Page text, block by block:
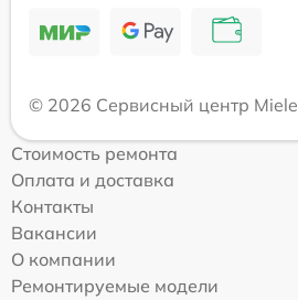
© 2026 Сервисный центр Miele
Стоимость ремонта
Оплата и доставка
Контакты
Вакансии
О компании
Ремонтируемые модели